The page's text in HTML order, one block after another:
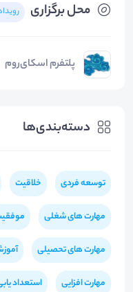
محل برگزاری
پلتفرم اسکای‌روم
دسته‌بندی‌ها
توسعه فردی خلاقیت
مهارت های شغلی
مهارت های تحصیلی
مهارت افزایی استعداد